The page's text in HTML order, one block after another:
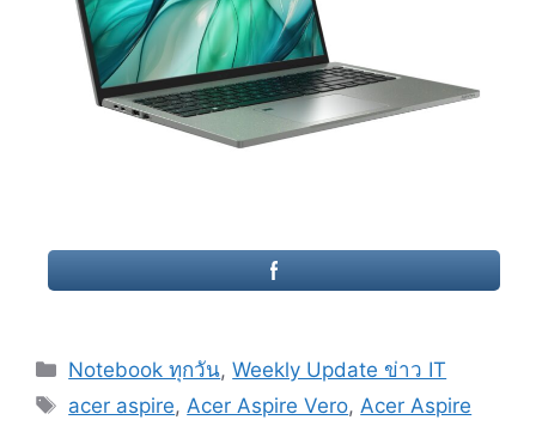
Categories
Notebook ทุกวัน,Weekly Update ข่าว IT
Tags
acer aspire, Acer Aspire Vero, Acer Aspire